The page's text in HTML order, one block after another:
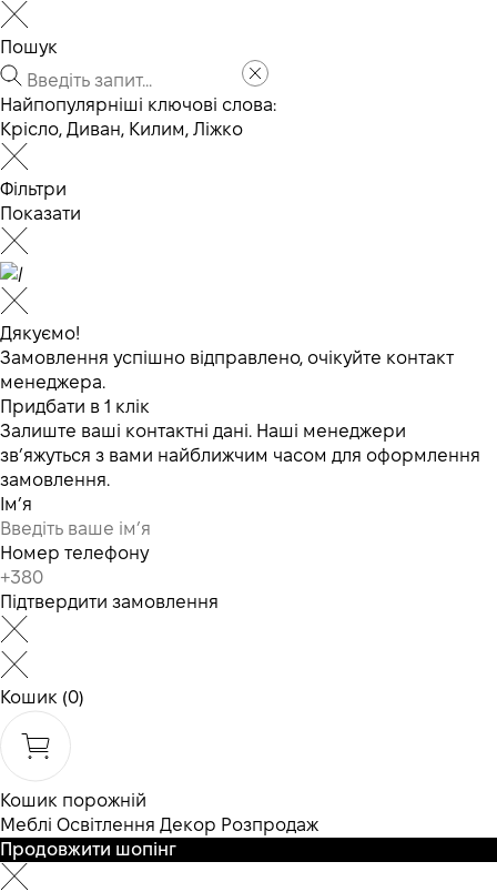
Пошук
Найпопулярніші ключові слова:
Крісло, Диван, Килим, Ліжко
Фільтри
Показати
Дякуємо!
Замовлення успішно відправлено, очікуйте контакт
менеджера.
Придбати в 1 клік
Залиште ваші контактні дані. Наші менеджери
зв’яжуться з вами найближчим часом для оформлення
замовлення.
Ім’я
Номер телефону
Підтвердити замовлення
Кошик (0)
Кошик порожній
Меблі Освітлення Декор Розпродаж
Продовжити шопінг